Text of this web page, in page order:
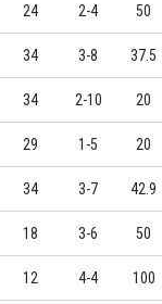
24 2-4 50
34 3-8 37.5
34 2-10 20
29 1-5 20
34 3-7 42.9
18 3-6 50
12 4-4 100